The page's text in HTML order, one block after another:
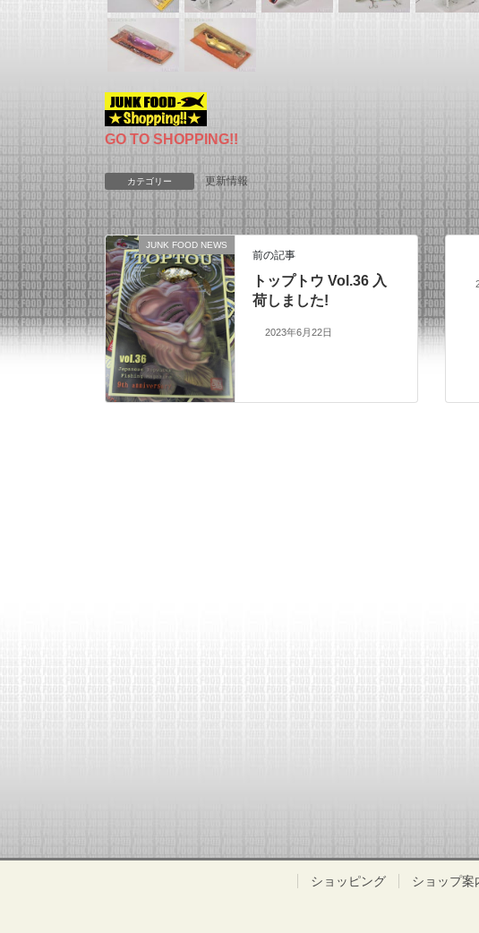
GO TO SHOPPING!!
カテゴリー 更新情報
JUNK FOOD NEWS
前の記事
トップトウ Vol.36 入
荷しました!
2023年6月22日
ショッピング ショップ案